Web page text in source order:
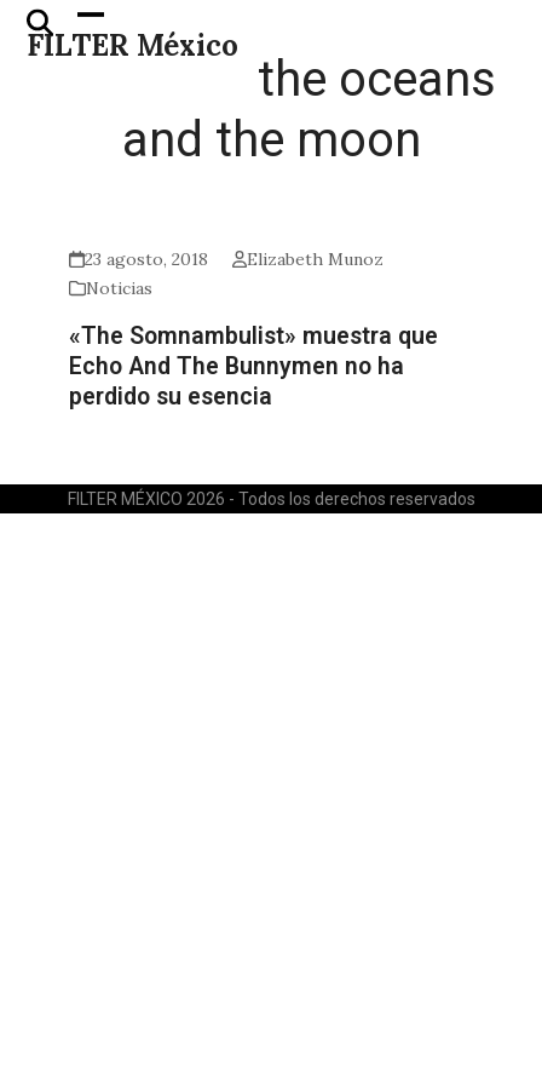
Skip
FILTER México
Open
mobile
Close
mobile
the oceans
and the moon
23 agosto, 2018
Elizabeth Munoz
Noticias
«The Somnambulist» muestra que
Echo And The Bunnymen no ha
perdido su esencia
FILTER MÉXICO 2026 - Todos los derechos reservados